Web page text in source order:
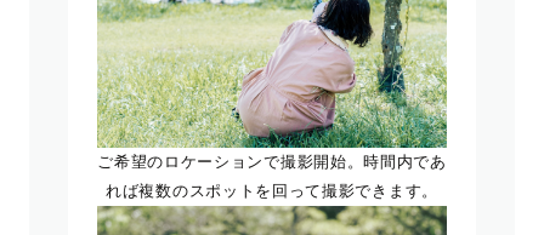
ご希望のロケーションで撮影開始。時間内であ
れば複数のスポットを回って撮影できます。